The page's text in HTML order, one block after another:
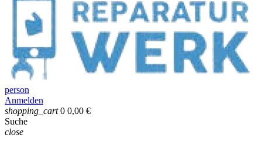
person
Anmelden
shopping_cart 0 0,00 €
Suche
close